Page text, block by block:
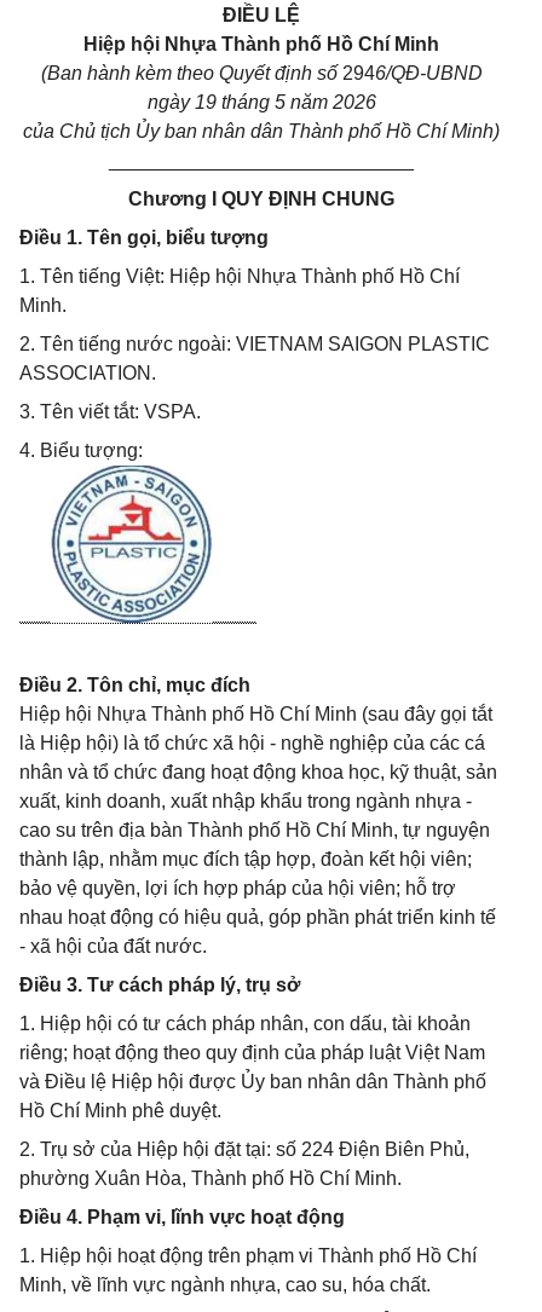
ĐIỀU LỆ
Hiệp hội Nhựa Thành phố Hồ Chí Minh
(Ban hành kèm theo Quyết định số2946/QĐ-UBND
ngày 19 tháng 5 năm 2026
của Chủ tịch Ủy ban nhân dân Thành phố Hồ Chí Minh)
Chương I QUY ĐỊNH CHUNG
Điều 1. Tên gọi, biểu tượng
1. Tên tiếng Việt: Hiệp hội Nhựa Thành phố Hồ Chí
Minh.
2. Tên tiếng nước ngoài: VIETNAM SAIGON PLASTIC
ASSOCIATION.
3. Tên viết tắt: VSPA.
4. Biểu tượng:
Điều 2. Tôn chỉ, mục đích
Hiệp hội Nhựa Thành phố Hồ Chí Minh (sau đây gọi tắt
là Hiệp hội) là tổ chức xã hội - nghề nghiệp của các cá
nhân và tổ chức đang hoạt động khoa học, kỹ thuật, sản
xuất, kinh doanh, xuất nhập khẩu trong ngành nhựa -
cao su trên địa bàn Thành phố Hồ Chí Minh, tự nguyện
thành lập, nhằm mục đích tập hợp, đoàn kết hội viên;
bảo vệ quyền, lợi ích hợp pháp của hội viên; hỗ trợ
nhau hoạt động có hiệu quả, góp phần phát triển kinh tế
- xã hội của đất nước.
Điều 3. Tư cách pháp lý, trụ sở
1. Hiệp hội có tư cách pháp nhân, con dấu, tài khoản
riêng; hoạt động theo quy định của pháp luật Việt Nam
và Điều lệ Hiệp hội được Ủy ban nhân dân Thành phố
Hồ Chí Minh phê duyệt.
2. Trụ sở của Hiệp hội đặt tại: số 224 Điện Biên Phủ,
phường Xuân Hòa, Thành phố Hồ Chí Minh.
Điều 4. Phạm vi, lĩnh vực hoạt động
1. Hiệp hội hoạt động trên phạm vi Thành phố Hồ Chí
Minh, về lĩnh vực ngành nhựa, cao su, hóa chất.